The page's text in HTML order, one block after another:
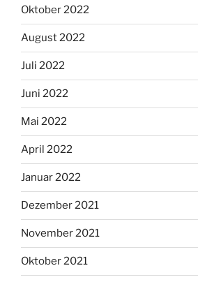
Oktober 2022
August 2022
Juli 2022
Juni 2022
Mai 2022
April 2022
Januar 2022
Dezember 2021
November 2021
Oktober 2021